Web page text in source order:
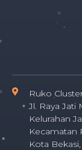
Ruko
Jl. Raya Jati
Kelurahan
Kecamatan
Kota Bekasi,